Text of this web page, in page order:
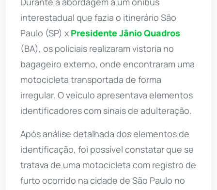
interestadual que fazia o itinerário São
Paulo (SP) x Presidente Jânio Quadros
(BA), os policiais realizaram vistoria no
bagageiro externo, onde encontraram uma
motocicleta transportada de forma
irregular. O veículo apresentava elementos
identificadores com sinais de adulteração.
Após análise detalhada dos elementos de
identificação, foi possível constatar que se
tratava de uma motocicleta com registro de
furto ocorrido na cidade de São Paulo no